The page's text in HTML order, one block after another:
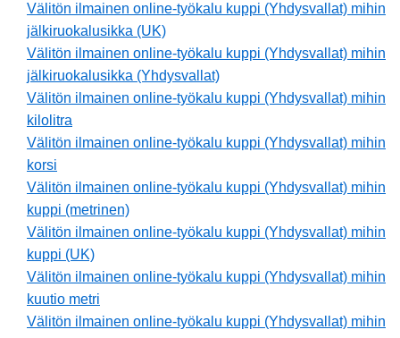
Välitön ilmainen online-työkalu kuppi (Yhdysvallat) mihin
jälkiruokalusikka (UK)
Välitön ilmainen online-työkalu kuppi (Yhdysvallat) mihin
jälkiruokalusikka (Yhdysvallat)
Välitön ilmainen online-työkalu kuppi (Yhdysvallat) mihin
kilolitra
Välitön ilmainen online-työkalu kuppi (Yhdysvallat) mihin
korsi
Välitön ilmainen online-työkalu kuppi (Yhdysvallat) mihin
kuppi (metrinen)
Välitön ilmainen online-työkalu kuppi (Yhdysvallat) mihin
kuppi (UK)
Välitön ilmainen online-työkalu kuppi (Yhdysvallat) mihin
kuutio metri
Välitön ilmainen online-työkalu kuppi (Yhdysvallat) mihin